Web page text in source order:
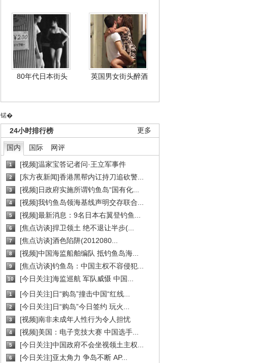
80年代日本街头 英国男女街头醉酒
锘�
更多
24小时排行榜
国内 国际 网评
1 [视频]温家宝答记者问·王立军事件
2 [东方夜新闻]香港黑帮内讧持刀追砍警...
3 [视频]日政府实施所谓钓鱼岛“国有化...
4 [视频]我钓鱼岛领海基线声明交存联合...
5 [视频]最新消息：9名日本右翼登钓鱼...
6 [焦点访谈]捍卫领土 绝不退让半步(...
7 [焦点访谈]酒色陷阱(2012080...
8 [视频]中国海监船舶编队 抵钓鱼岛海...
9 [焦点访谈]钓鱼岛：中国主权不容侵犯...
10 [今日关注]海监巡航 军队威慑 中国...
1 [今日关注]日“购岛”撞击中国“红线...
2 [今日关注]日“购岛”今日签约 玩火...
3 [视频]南非未成年人性行为令人担忧
4 [视频]美国：电子竞技大赛 中国选手...
5 [今日关注]中国政府不会坐视领土主权...
6 [今日关注]亚太角力 争岛不断 AP...